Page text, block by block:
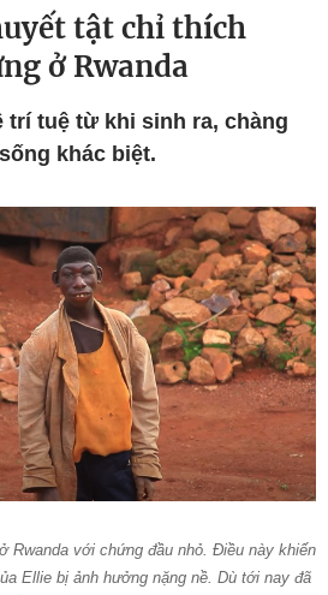
tật chỉ thích
ở Rwanda
trí tuệ từ khi sinh ra, chàng
khác biệt.
Rwanda với chứng đầu nhỏ. Điều này khiến
Ellie bị ảnh hưởng nặng nề. Dù tới nay đã